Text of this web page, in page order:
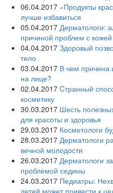
06.04.2017 «Продукты
лучше избавиться
05.04.2017 Дерматологи:
причиной проблем с кожей
04.04.2017 Здоровый
тело
03.04.2017 В чем причина
на лице?
02.04.2017 Cтранный
косметику
30.03.2017 Шесть
для красоты и здоровья
29.03.2017 Косметологи
28.03.2017 Дерматологи
вечной молодости
26.03.2017 Дерматологи
проблемой седины
24.03.2017 Педиатры:
детей может привести к